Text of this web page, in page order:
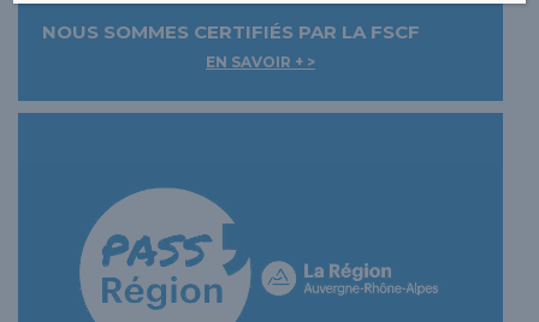
NOUS SOMMES CERTIFIÉS PAR LA FSCF
EN SAVOIR + >